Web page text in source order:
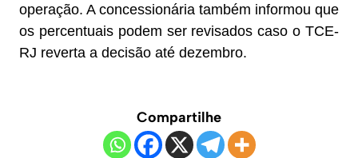
operação. A concessionária também informou que
os percentuais podem ser revisados caso o TCE-
RJ reverta a decisão até dezembro.
Compartilhe